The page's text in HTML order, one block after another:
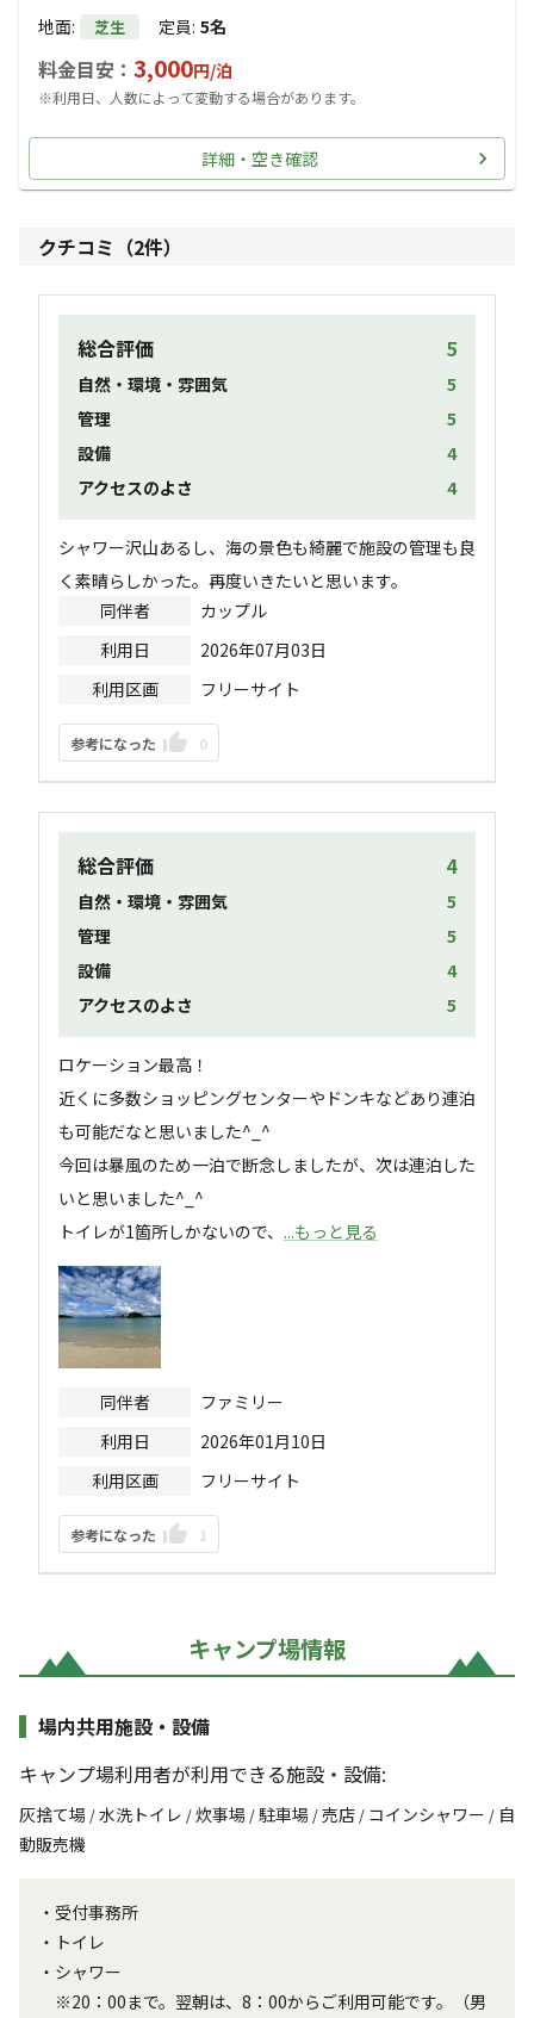
地面: 芝生 定員: 5名
料金目安： 3,000円/泊
※利用日、人数によって変動する場合があります。
詳細・空き確認
クチコミ（2件）
総合評価 5
自然・環境・雰囲気
5
管理
5
設備
4
アクセスのよさ
4
シャワー沢山あるし、海の景色も綺麗で施設の管理も良
く素晴らしかった。再度いきたいと思います。
同伴者
カップル
利用日
2026年07月03日
利用区画
フリーサイト
参考になった 0
総合評価 4
自然・環境・雰囲気
5
管理
5
設備
4
アクセスのよさ
5
ロケーション最高！
近くに多数ショッピングセンターやドンキなどあり連泊
も可能だなと思いました^_^
今回は暴風のため一泊で断念しましたが、次は連泊した
いと思いました^_^
トイレが1箇所しかないので、 ...もっと見る
同伴者
ファミリー
利用日
2026年01月10日
利用区画
フリーサイト
参考になった 1
キャンプ場情報
場内共用施設・設備
キャンプ場利用者が利用できる施設・設備:
灰捨て場 /水洗トイレ /炊事場 /駐車場 /売店 / コインシャワー / 自
動販売機
・受付事務所
・トイレ
・シャワー
※20：00まで。翌朝は、8：00からご利用可能です。（男